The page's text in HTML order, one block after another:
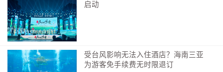
启动
受台风影响无法入住酒店？海南三亚
为游客免手续费无时限退订